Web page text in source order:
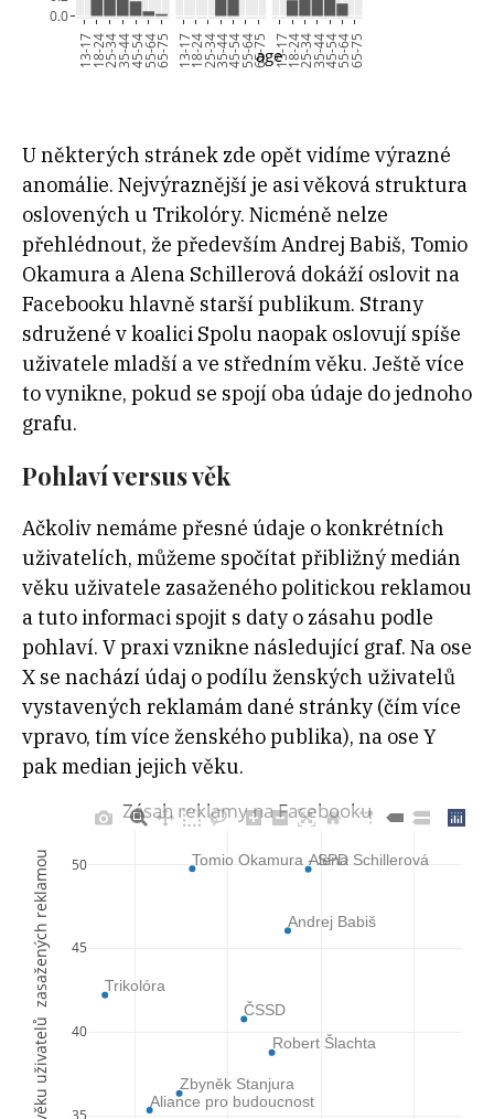
U některých stránek zde opět vidíme výrazné
anomálie. Nejvýraznější je asi věková struktura
oslovených u Trikolóry. Nicméně nelze
přehlédnout, že především Andrej Babiš, Tomio
Okamura a Alena Schillerová dokáží oslovit na
Facebooku hlavně starší publikum. Strany
sdružené v koalici Spolu naopak oslovují spíše
uživatele mladší a ve středním věku. Ještě více
to vynikne, pokud se spojí oba údaje do jednoho
grafu.
Pohlaví versus věk
Ačkoliv nemáme přesné údaje o konkrétních
uživatelích, můžeme spočítat přibližný medián
věku uživatele zasaženého politickou reklamou
a tuto informaci spojit s daty o zásahu podle
pohlaví. V praxi vznikne následující graf. Na ose
X se nachází údaj o podílu ženských uživatelů
vystavených reklamám dané stránky (čím více
vpravo, tím více ženského publika), na ose Y
pak median jejich věku.